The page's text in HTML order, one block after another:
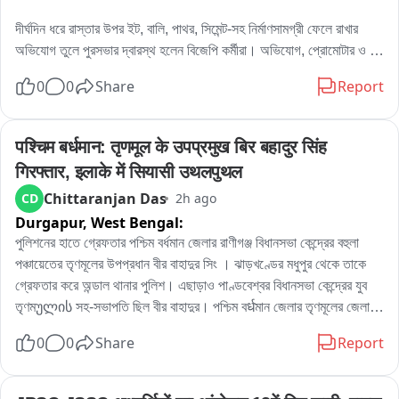
দীর্ঘদিন ধরে রাস্তার উপর ইট, বালি, পাথর, সিমেন্ট-সহ নির্মাণসামগ্রী ফেলে রাখার
অভিযোগ তুলে পুরসভার দ্বারস্থ হলেন বিজেপি কর্মীরা। অভিযোগ, প্রোমোটার ও
হচ্ছে, বাড়ছে দুর্ঘটনার আশঙ্কাও। বিষয়টি নিয়ে পুরসভায় লিখিত অভিযোগ জমা
এলাকার বিজেপি কর্মী রোহিত দে জানান, এলাকাবাসীর অভিযোগের ভিত্তিতেই তাঁরা
পুরসভায় স্মারকলিপি জমা দিয়েছেন। তাঁর দাবি, নির্মাণসামগ্রী মাসের পর মাস রাস্তার
উপর পড়ে থাকায় রাস্তা কার্যত সরু হয়ে গিয়েছে। বর্ষাকালে বালি ও অন্যান্য সামগ্রী
নিকাশি ব্যবস্থা আটকে দিচ্ছে, ফলে জল জমার সমস্যাও বাড়ছে। রাতের অন্ধকারে
ভারী ডাম্পার ও লরিতে মালপত্র নামানোর ফলে রাস্তারও ক্ষতি হচ্ছে বলে অভিযোগ
করেন তিনি। প্রশাসনের তরফে প্রয়োজনীয় ব্যবস্থা নেওয়ার দাবি জানিয়ে তিনি
বলেন, আইনি পথেই এই সমস্যার সমাধান চান তাঁরা。
অন্যদিকে আর এক বিজেপি কর্মী অভিজিৎ বিশ্বাসের অভিযোগ, দীর্ঘদিন ধরে এই
পরিস্থিতি চললেও কোনও কার্যকর পদক্ষেপ নেওয়া হয়নি। তাঁর দাবি, নির্মাণস্থলে বড়
আশঙ্কা রয়েছে। নিত্যদিন ছোটখাটো দুর্ঘটনাও ঘটছে। 그는 অভিযোগ করেন,
দ্রুত ব্যবস্থা নিয়ে রাস্তা দখলমুক্ত ও নিরাপদ করার আবেদন জানান তিনি。
0 0 Share Report
पश्चिम बर्धमान: तृणमूल के उपप्रमुख बिर बहादुर सिंह
गिरफ्तार, इलाके में सियासी उथलपुथल
CD Chittaranjan Das 2h ago
Durgapur, West Bengal:
পুলিশনের হাতে গ্রেফতার পশ্চিম বর্ধমান জেলার রাণীগঞ্জ বিধানসভা কেন্দ্রের বহুলা
পঞ্চায়েতের তৃণমূলের উপপ্রধান বীর বাহাদুর সিং । ঝাড়খণ্ডের মধুপুর থেকে তাকে
গ্রেফতার করে অন্ডাল থানার পুলিশ। এছাড়াও পাণ্ডবেশ্বর বিধানসভা কেন্দ্রের যুব
তৃণমულის সহ-সভাপতি ছিল বীর বাহাদুর। পশ্চিম বर्धমান জেলার তৃণমূলের জেলা
বলেও পরিচিত ছিল এই বীর বাহাদুর। এলাকায় সন্ত্রাস তোলাবাজি সহ একাধিক
0 0 Share Report